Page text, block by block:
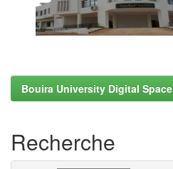
Bouira University Digital Space
Recherche